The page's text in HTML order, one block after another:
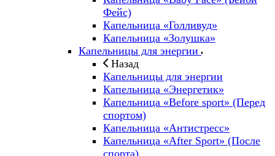
Фейс)
Капельница «Голливуд»
Капельница «Золушка»
Капельницы для энергии
Назад
Капельницы для энергии
Капельница «Энергетик»
Капельница «Before sport» (Перед
спортом)
Капельница «Антистресс»
Капельница «After Sport» (После
спорта)